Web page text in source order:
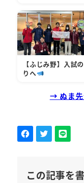
【ふじみ野】入試
りへ
→ ぬま先
この記事を